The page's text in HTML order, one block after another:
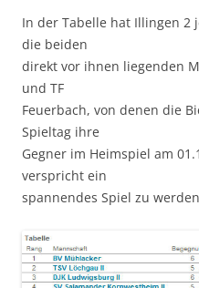
In der Tabelle hat Illingen 2
die beiden
direkt vor ihnen liegenden
und TF
Feuerbach, von denen die
Spieltag ihre
Gegner im Heimspiel am
verspricht ein
spannendes Spiel zu